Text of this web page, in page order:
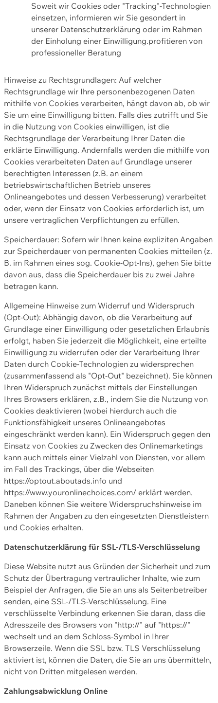
Soweit wir Cookies oder "Tracking"-Technologien
einsetzen, informieren wir Sie gesondert in
unserer Datenschutzerklärung oder im Rahmen
der Einholung einer Einwilligung.profitieren von
professioneller Beratung
Hinweise zu Rechtsgrundlagen: Auf welcher
Rechtsgrundlage wir Ihre personenbezogenen Daten
mithilfe von Cookies verarbeiten, hängt davon ab, ob wir
Sie um eine Einwilligung bitten. Falls dies zutrifft und Sie
in die Nutzung von Cookies einwilligen, ist die
Rechtsgrundlage der Verarbeitung Ihrer Daten die
erklärte Einwilligung. Andernfalls werden die mithilfe von
Cookies verarbeiteten Daten auf Grundlage unserer
berechtigten Interessen (z.B. an einem
betriebswirtschaftlichen Betrieb unseres
Onlineangebotes und dessen Verbesserung) verarbeitet
oder, wenn der Einsatz von Cookies erforderlich ist, um
unsere vertraglichen Verpflichtungen zu erfüllen.
Speicherdauer: Sofern wir Ihnen keine expliziten Angaben
zur Speicherdauer von permanenten Cookies mitteilen (z.
B. im Rahmen eines sog. Cookie-Opt-Ins), gehen Sie bitte
davon aus, dass die Speicherdauer bis zu zwei Jahre
betragen kann.
Allgemeine Hinweise zum Widerruf und Widerspruch
(Opt-Out): Abhängig davon, ob die Verarbeitung auf
Grundlage einer Einwilligung oder gesetzlichen Erlaubnis
erfolgt, haben Sie jederzeit die Möglichkeit, eine erteilte
Einwilligung zu widerrufen oder der Verarbeitung Ihrer
Daten durch Cookie-Technologien zu widersprechen
(zusammenfassend als "Opt-Out" bezeichnet). Sie können
Ihren Widerspruch zunächst mittels der Einstellungen
Ihres Browsers erklären, z.B., indem Sie die Nutzung von
Cookies deaktivieren (wobei hierdurch auch die
Funktionsfähigkeit unseres Onlineangebotes
eingeschränkt werden kann). Ein Widerspruch gegen den
Einsatz von Cookies zu Zwecken des Onlinemarketings
kann auch mittels einer Vielzahl von Diensten, vor allem
im Fall des Trackings, über die Webseiten
https://optout.aboutads.info und
https://www.youronlinechoices.com/ erklärt werden.
Daneben können Sie weitere Widerspruchshinweise im
Rahmen der Angaben zu den eingesetzten Dienstleistern
und Cookies erhalten.
Datenschutzerklärung für SSL-/TLS-Verschlüsselung
Diese Website nutzt aus Gründen der Sicherheit und zum
Schutz der Übertragung vertraulicher Inhalte, wie zum
Beispiel der Anfragen, die Sie an uns als Seitenbetreiber
senden, eine SSL-/TLS-Verschlüsselung. Eine
verschlüsselte Verbindung erkennen Sie daran, dass die
Adresszeile des Browsers von "http://" auf "https://"
wechselt und an dem Schloss-Symbol in Ihrer
Browserzeile. Wenn die SSL bzw. TLS Verschlüsselung
aktiviert ist, können die Daten, die Sie an uns übermitteln,
nicht von Dritten mitgelesen werden.
Zahlungsabwicklung Online